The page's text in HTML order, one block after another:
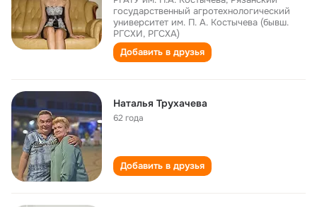
государственный агротехнологический
университет им. П. А. Костычева (бывш.
РГСХИ, РГСХА)
Добавить в друзья
Наталья Трухачева
62 года
Добавить в друзья